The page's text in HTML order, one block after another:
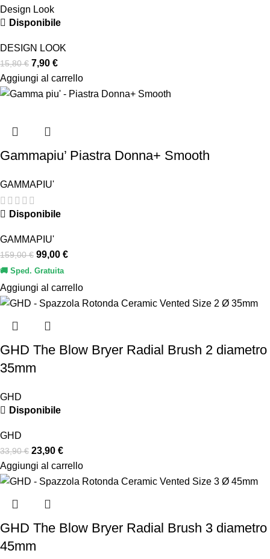
Design Look
Disponibile
DESIGN LOOK
15,80€ 7,90 €
Aggiungi al carrello
Gammapiu’ Piastra Donna+ Smooth
GAMMAPIU'
Disponibile
GAMMAPIU'
159,00€ 99,00 €
🚚 Sped. Gratuita
Aggiungi al carrello
GHD The Blow Bryer Radial Brush 2 diametro
35mm
GHD
Disponibile
GHD
33,90€ 23,90 €
Aggiungi al carrello
GHD The Blow Bryer Radial Brush 3 diametro
45mm